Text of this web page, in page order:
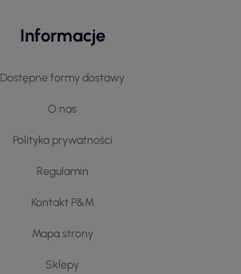
Informacje
Dostępne formy dostawy
O nas
Polityka prywatności
Regulamin
Kontakt P&M
Mapa strony
Sklepy